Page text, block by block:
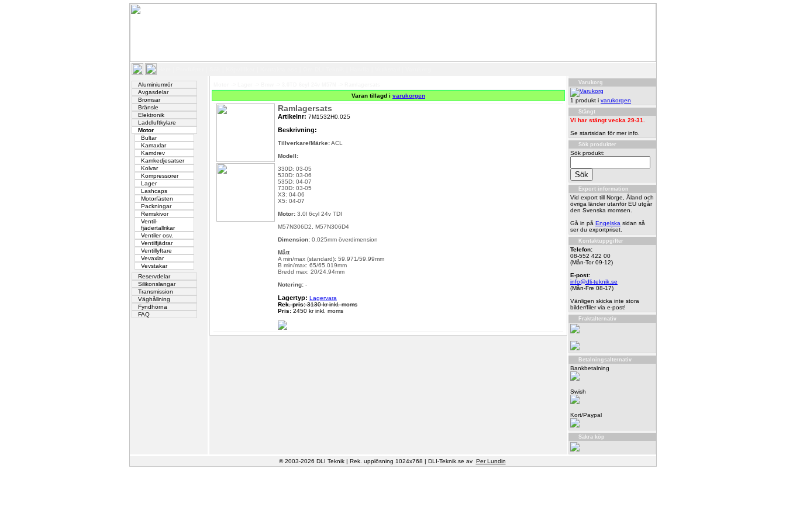
Aluminiumrör
Avgasdelar
Bromsar
Bränsle
Elektronik
Laddluftkylare
Motor
Bultar
Kamaxlar
Kamdrev
Kamkedjesatser
Kolvar
Kompressorer
Lager
Lashcaps
Motorfästen
Packningar
Remskivor
Ventil-
fjädertallrikar
Ventiler osv.
Ventilfjädrar
Ventillyftare
Vevaxlar
Vevstakar
Reservdelar
Silikonslangar
Transmission
Väghållning
Fyndhörna
FAQ
Varan tillagd i varukorgen
Ramlagersats
Artikelnr: 7M1532H0.025
Beskrivning:
Tillverkare/Märke:ACL
Modell:
330D: 03-05
530D: 03-06
535D: 04-07
730D: 03-05
X3: 04-06
X5: 04-07
Motor: 3.0l 6cyl 24v TDI
M57N306D2, M57N306D4
Dimension: 0,025mm överdimension
Mått
A min/max (standard): 59.971/59.99mm
B min/max: 65/65.019mm
Bredd max: 20/24.94mm
Notering: -
Lagertyp: Lagervara
Rek. pris:3130 kr inkl. moms
Pris: 2450 kr inkl. moms
Varukorg
1 produkt i varukorgen
Stängt
Vi har stängt vecka 29-31.
Se startsidan för mer info.
Sök produkter
Sök produkt:
Export information
Vid export till Norge, Åland och
övriga länder utanför EU utgår
den Svenska momsen.
Gå in på Engelska sidan så
ser du exportpriset.
Kontaktuppgifter
Telefon:
08-552 422 00
(Mån-Tor 09-12)
E-post:
info@dli-teknik.se
(Mån-Fre 08-17)
Vänligen skicka inte stora
bilder/filer via e-post!
Fraktalternativ
Betalningsalternativ
Bankbetalning
Swish
Kort/Paypal
Säkra köp
© 2003-2026 DLI Teknik | Rek. upplösning 1024x768 | DLI-Teknik.se av Per Lundin